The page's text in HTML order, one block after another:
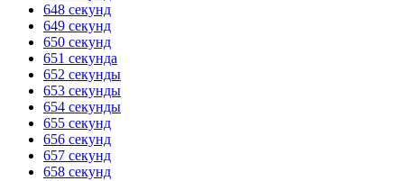
648 секунд
649 секунд
650 секунд
651 секунда
652 секунды
653 секунды
654 секунды
655 секунд
656 секунд
657 секунд
658 секунд